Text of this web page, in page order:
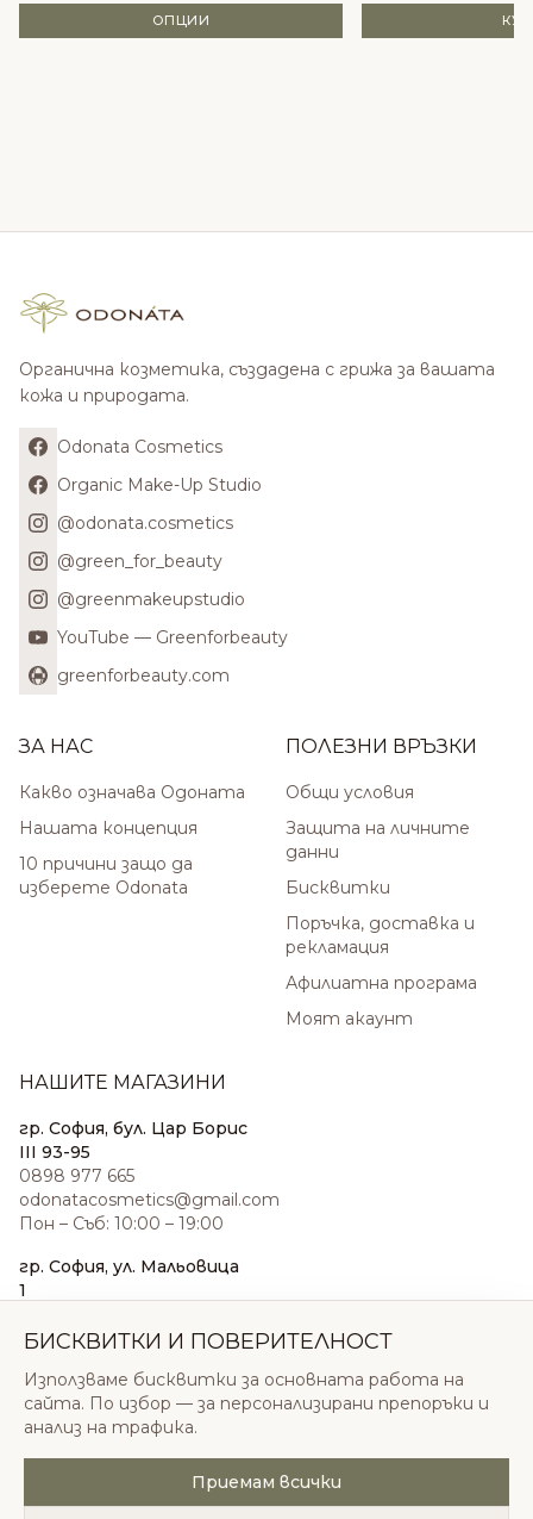
ОПЦИИ
Органична козметика, създадена с грижа за вашата
кожа и природата.
Odonata Cosmetics
Organic Make-Up Studio
@odonata.cosmetics
@green_for_beauty
@greenmakeupstudio
YouTube — Greenforbeauty
greenforbeauty.com
ЗА НАС
Какво означава Одоната
Нашата концепция
10 причини защо да
изберете Odonata
ПОЛЕЗНИ ВРЪЗКИ
Общи условия
Защита на личните
данни
Бисквитки
Поръчка, доставка и
рекламация
Афилиатна програма
Моят акаунт
НАШИТЕ МАГАЗИНИ
гр. София, бул. Цар Борис
III 93-95
0898 977 665
odonatacosmetics@gmail.com
Пон – Съб: 10:00 – 19:00
гр. София, ул. Мальовица
1
sales@odonatacosmetics.com
Нед: 11:00 – 18:00
© 2026 Одоната Козметикс ООД. Всички права
запазени.
БИСКВИТКИ И ПОВЕРИТЕЛНОСТ
Използваме бисквитки за основната работа на
сайта. По избор — за персонализирани препоръки и
анализ на трафика.
Приемам всички